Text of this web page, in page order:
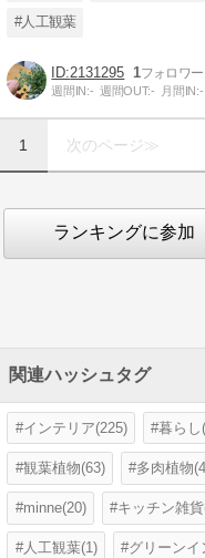
#人工観葉
2131295 1
週間IN:- 週間OUT:- 月間IN:-
1 次のページ≫
ランキングに参加
関連ハッシュタグ
インテリア(225) 暮らし
観葉植物(63) 多肉植物
minne(20) キッチン雑
人工観葉(1) グリーンイ